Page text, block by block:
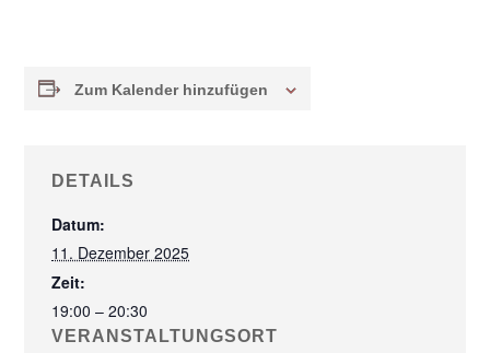
Zum Kalender hinzufügen
DETAILS
Datum:
11. Dezember 2025
Zeit:
19:00 – 20:30
VERANSTALTUNGSORT